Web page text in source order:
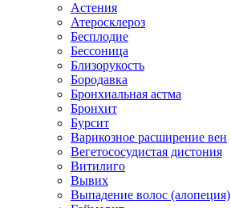
Астения
Атеросклероз
Бесплодие
Бессоница
Близорукость
Бородавка
Бронхиальная астма
Бронхит
Бурсит
Варикозное расширение вен
Вегетососудистая дистония
Витилиго
Вывих
Выпадение волос (алопеция)